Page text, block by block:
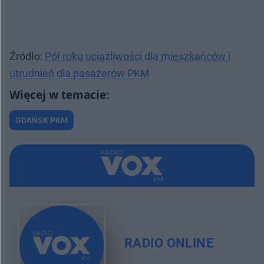
Źródło: Pół roku uciążliwości dla mieszkańców i
utrudnień dla pasażerów PKM
GDAŃSK PKM
RADIO ONLINE